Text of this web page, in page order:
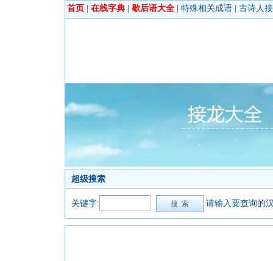
首页 在线字典 歇后语大全 特殊相关成语 古诗人
超级搜索
关键字: 请输入要查询的